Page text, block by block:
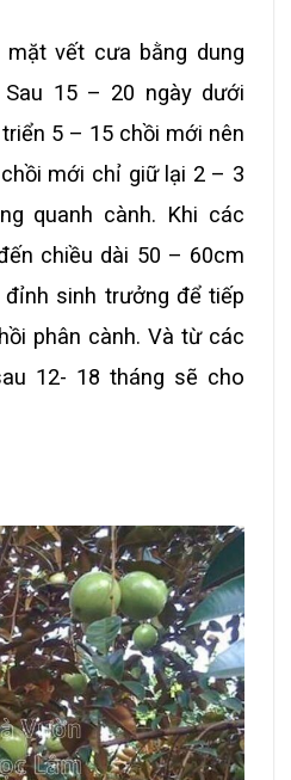
vết cưa bằng dung
15 – 20 ngày dưới
5 – 15 chồi mới nên
mới chỉ giữ lại 2 – 3
quanh cành. Khi các
chiều dài 50 – 60cm
sinh trưởng để tiếp
phân cành. Và từ các
12- 18 tháng sẽ cho